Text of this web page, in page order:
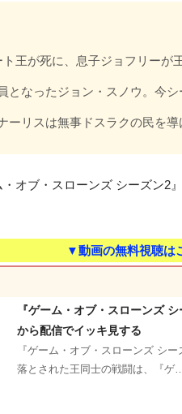
王が死に、息子ジョフリーが
となったジョン・スノウ。今
ーリスは無事ドスラクの民を
オブ・スローンズ シーズン2
▼動画の無料視聴は
『ゲーム・オブ・スローンズ
から配信でイッキ見する
『ゲーム・オブ・スローンズ シ
落とされた王同士の戦闘は、『